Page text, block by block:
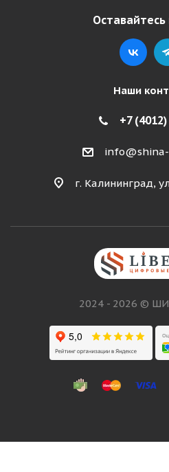
Оставайтесь
Наши
+7
г. Калининград,
2024 - 2026 ©